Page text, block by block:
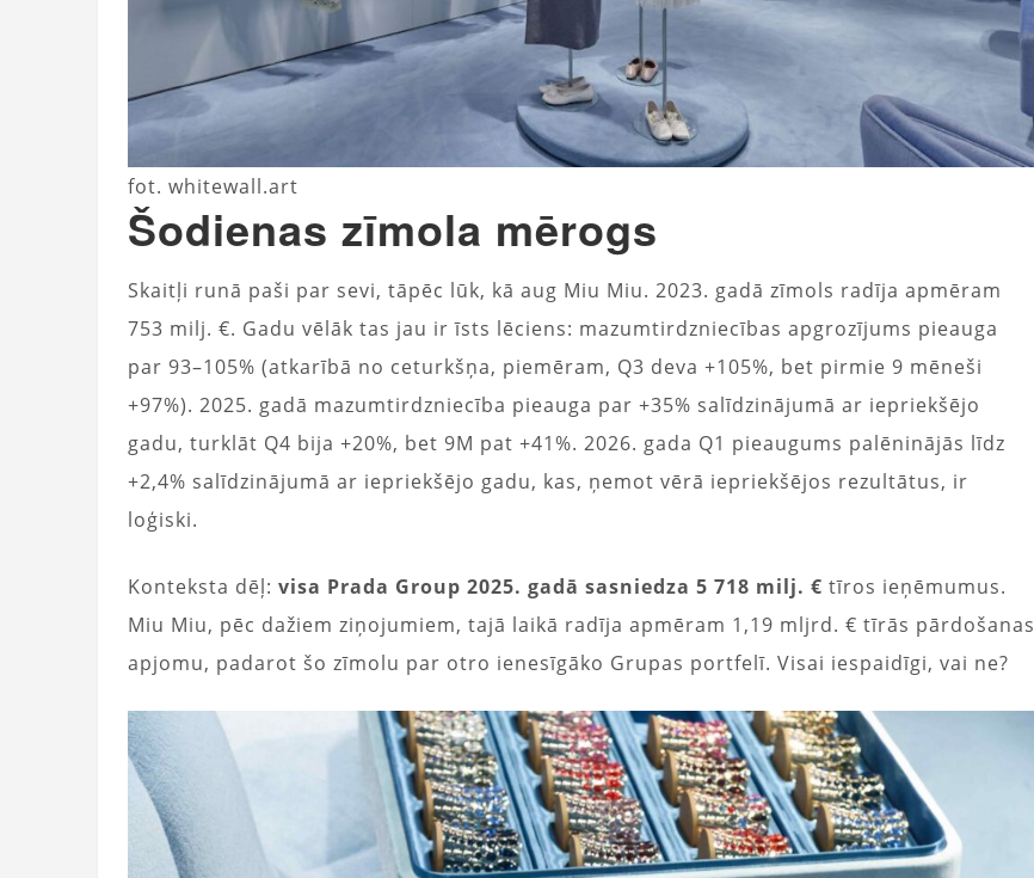
fot. whitewall.art
Šodienas zīmola mērogs
Skaitļi runā paši par sevi, tāpēc lūk, kā aug Miu Miu. 2023. gadā zīmols radīja apmēram
753 milj. €. Gadu vēlāk tas jau ir īsts lēciens: mazumtirdzniecības apgrozījums pieauga
par 93–105% (atkarībā no ceturkšņa, piemēram, Q3 deva +105%, bet pirmie 9 mēneši
+97%). 2025. gadā mazumtirdzniecība pieauga par +35% salīdzinājumā ar iepriekšējo
gadu, turklāt Q4 bija +20%, bet 9M pat +41%. 2026. gada Q1 pieaugums palēninājās līdz
+2,4% salīdzinājumā ar iepriekšējo gadu, kas, ņemot vērā iepriekšējos rezultātus, ir
loģiski.
Konteksta dēļ: visa Prada Group 2025. gadā sasniedza 5 718 milj. € tīros ieņēmumus.
Miu Miu, pēc dažiem ziņojumiem, tajā laikā radīja apmēram 1,19 mljrd. € tīrās pārdošanas
apjomu, padarot šo zīmolu par otro ienesīgāko Grupas portfelī. Visai iespaidīgi, vai ne?